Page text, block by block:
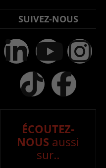
SUIVEZ-NOUS
ÉCOUTEZ-
NOUS aussi
sur..